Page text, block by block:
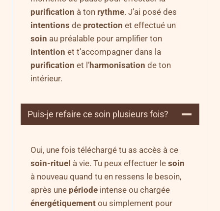
purification à ton rythme. J’ai posé des
intentions de protection et effectué un
soin au préalable pour amplifier ton
intention et t’accompagner dans la
purification et l’harmonisation de ton
intérieur.
Puis-je refaire ce soin plusieurs fois?
Oui, une fois téléchargé tu as accès à ce
soin-rituel à vie. Tu peux effectuer le soin
à nouveau quand tu en ressens le besoin,
après une période intense ou chargée
énergétiquement ou simplement pour